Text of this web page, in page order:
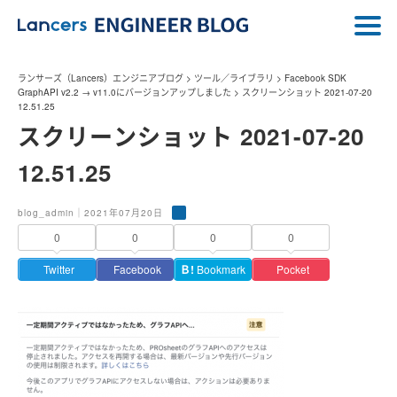
ランサーズ（Lancers）エンジニアブログ > ツール／ライブラリ > Facebook SDK
GraphAPI v2.2 → v11.0にバージョンアップしました > スクリーンショット 2021-07-20
12.51.25
スクリーンショット 2021-07-20
12.51.25
blog_admin｜2021年07月20日
0
Twitter
0
Facebook
0
Ｂ! Bookmark
0
Pocket